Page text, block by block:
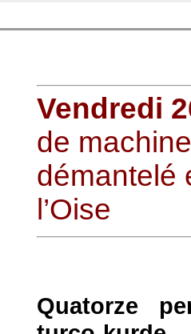
Vendredi
de
démantelé
l’Oise
Quatorze